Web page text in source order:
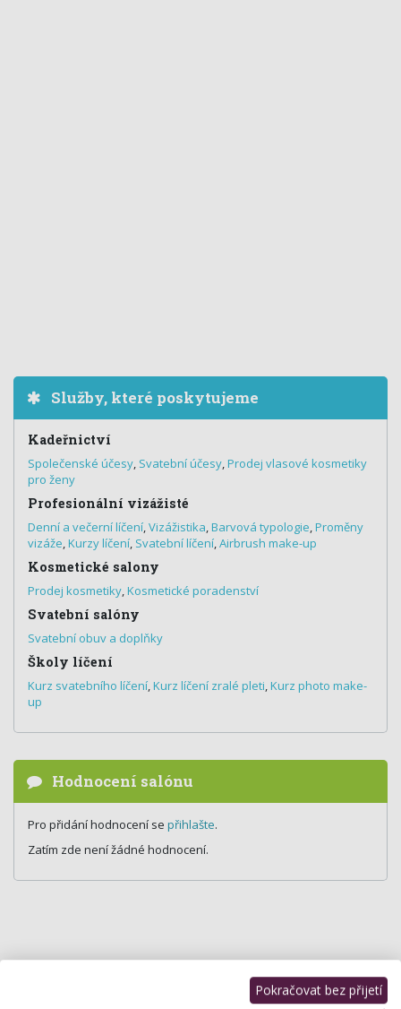
Služby, které poskytujeme
Kadeřnictví
Společenské účesy, Svatební účesy,Prodej vlasové kosmetiky
pro ženy
Profesionální vizážisté
Denní a večerní líčení,Vizážistika,Barvová typologie,Proměny
vizáže,Kurzy líčení, Svatební líčení,Airbrush make-up
Kosmetické salony
Prodej kosmetiky,Kosmetické poradenství
Svatební salóny
Svatební obuv a doplňky
Školy líčení
Kurz svatebního líčení,Kurz líčení zralé pleti,Kurz photo make-
up
Hodnocení salónu
Pro přidání hodnocení se přihlašte.
Zatím zde není žádné hodnocení.
Pokračovat bez přijetí